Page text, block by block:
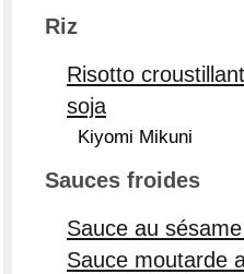
Riz
Risotto
soja
Kiyomi Mikuni
Sauces froides
Sauce au
Sauce moutarde